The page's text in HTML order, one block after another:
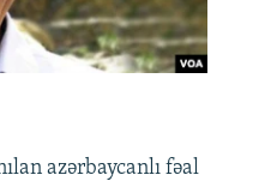
azərbaycanlı fəal